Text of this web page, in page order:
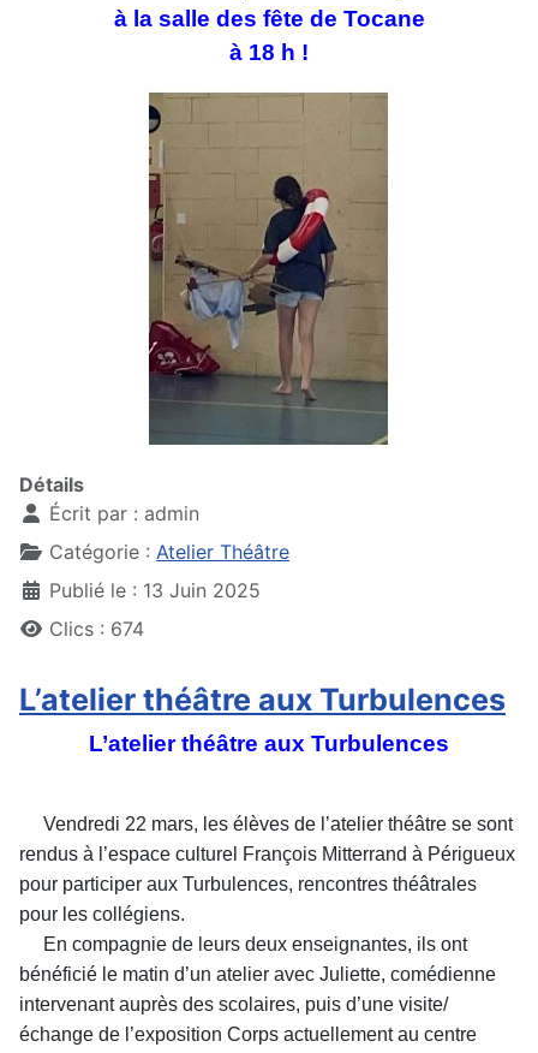
à la salle des fête de Tocane
à 18 h !
Détails
Écrit par : admin
Catégorie : Atelier Théâtre
Publié le : 13 Juin 2025
Clics : 674
L’atelier théâtre aux Turbulences
L’atelier théâtre aux Turbulences
Vendredi 22 mars, les élèves de l’atelier théâtre se sont
rendus à l’espace culturel François Mitterrand à Périgueux
pour participer aux Turbulences, rencontres théâtrales
pour les collégiens.
En compagnie de leurs deux enseignantes, ils ont
bénéficié le matin d’un atelier avec Juliette, comédienne
intervenant auprès des scolaires, puis d’une visite/
échange de l’exposition Corps actuellement au centre